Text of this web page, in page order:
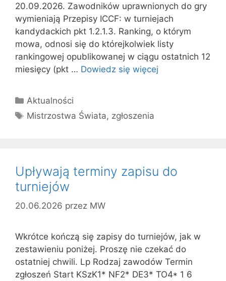
20.09.2026. Zawodników uprawnionych do gry
wymieniają Przepisy ICCF: w turniejach
kandydackich pkt 1.2.1.3. Ranking, o którym
mowa, odnosi się do którejkolwiek listy
rankingowej opublikowanej w ciągu ostatnich 12
miesięcy (pkt … Dowiedz się więcej
Kategorie
Aktualności
Tagi
Mistrzostwa Świata, zgłoszenia
Upływają terminy zapisu do
turniejów
20.06.2026 przez MW
Wkrótce kończą się zapisy do turniejów, jak w
zestawieniu poniżej. Proszę nie czekać do
ostatniej chwili. Lp Rodzaj zawodów Termin
zgłoszeń Start KSzK1* NF2* DE3* TO4* 1 6